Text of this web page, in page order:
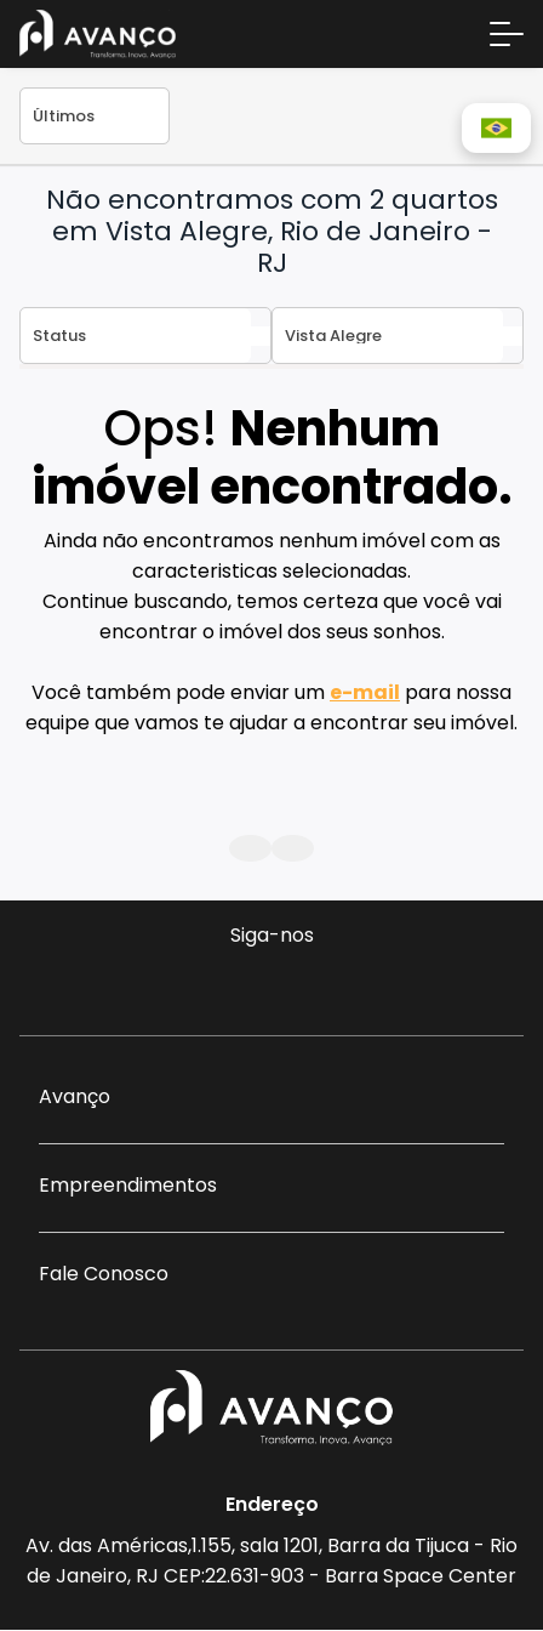
Área
Não encontramos com 2 quartos
em Vista Alegre, Rio de Janeiro -
RJ
Ops! Nenhum
imóvel encontrado.
Ainda não encontramos nenhum imóvel com as
caracteristicas selecionadas.
Continue buscando, temos certeza que você vai
encontrar o imóvel dos seus sonhos.
Você também pode enviar um e-mail para nossa
equipe que vamos te ajudar a encontrar seu imóvel.
Siga-nos
Avanço
Empreendimentos
Fale Conosco
Endereço
Av. das Américas,1.155, sala 1201, Barra da Tijuca - Rio
de Janeiro, RJ CEP:22.631-903 - Barra Space Center